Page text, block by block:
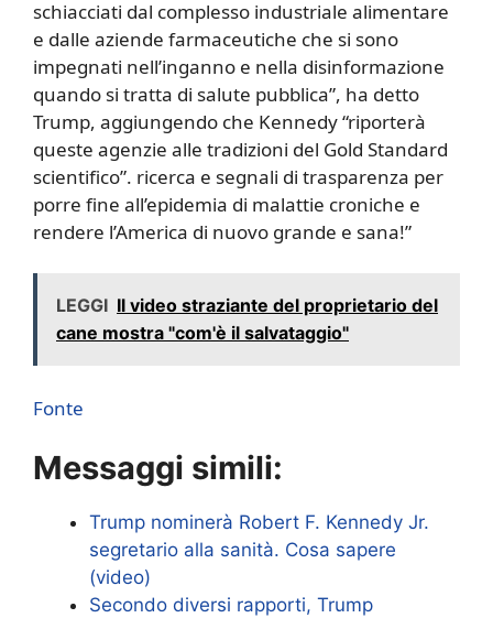
schiacciati dal complesso industriale alimentare
e dalle aziende farmaceutiche che si sono
impegnati nell’inganno e nella disinformazione
quando si tratta di salute pubblica”, ha detto
Trump, aggiungendo che Kennedy “riporterà
queste agenzie alle tradizioni del Gold Standard
scientifico”. ricerca e segnali di trasparenza per
porre fine all’epidemia di malattie croniche e
rendere l’America di nuovo grande e sana!”
LEGGI Il video straziante del proprietario del
cane mostra "com'è il salvataggio"
Fonte
Messaggi simili:
Trump nominerà Robert F. Kennedy Jr.
segretario alla sanità. Cosa sapere
(video)
Secondo diversi rapporti, Trump